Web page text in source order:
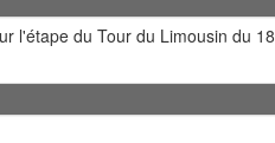
l'étape du Tour du Limousin du 18